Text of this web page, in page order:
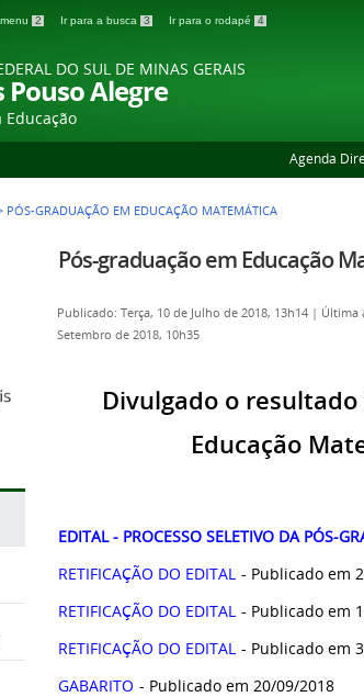
2 Ir para a busca 3 Ir para o rodapé 4
DO SUL DE MINAS GERAIS
Pouso Alegre
Agenda
PÓS-GRADUAÇÃO EM EDUCAÇÃO MATEMÁTICA
Pós-graduação em Educação
Publicado: Terça, 10 de Julho de 2018, 13h14 | Última
Setembro de 2018, 10h35
Divulgado o
Educação
EDITAL - PROCESSO SELETIVO DA PÓS-
RETIFICAÇÃO DO EDITAL - Publicado em
RETIFICAÇÃO DO EDITAL - Publicado em
RETIFICAÇÃO DO EDITAL - Publicado em
GABARITO - Publicado em 20/09/2018